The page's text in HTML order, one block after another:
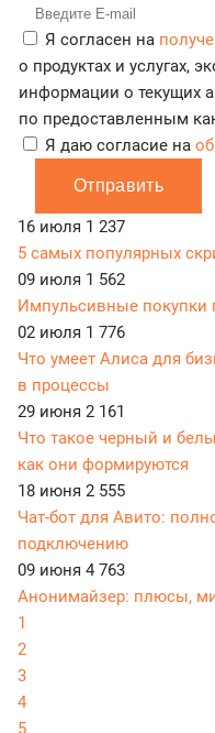
Я согласен на
о продуктах и услугах,
информации о текущих
по предоставленным
Я даю согласие на
Отправить
16 июля 1 237
5 самых популярных
09 июля 1 562
Импульсивные покупки
02 июля 1 776
Что умеет Алиса для
в процессы
29 июня 2 161
Что такое черный и
как они формируются
18 июня 2 555
Чат-бот для Авито:
подключению
09 июня 4 763
Анонимайзер: плюсы,
1
2
3
4
5